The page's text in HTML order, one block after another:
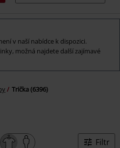
v naší nabídce k dispozici.
možná najdete další zajímavé
Trička (6396)
Filtr